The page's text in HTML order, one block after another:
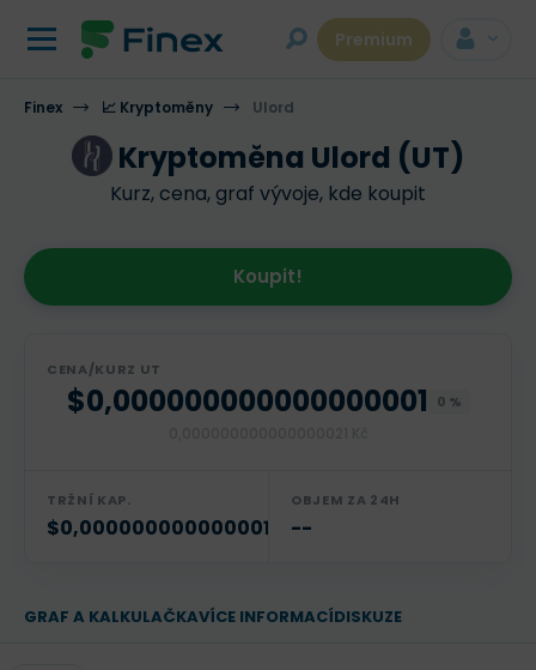
Premium
Finex 📈 Kryptoměny Ulord
Kryptoměna Ulord (UT)
Kurz, cena, graf vývoje, kde koupit
Koupit!
CENA/KURZ UT
$0,000000000000000001 0 %
TRŽNÍ KAP.
$0,0000000000000012
OBJEM ZA 24H
--
GRAF A KALKULAČKAVÍCE INFORMACÍDISKUZE